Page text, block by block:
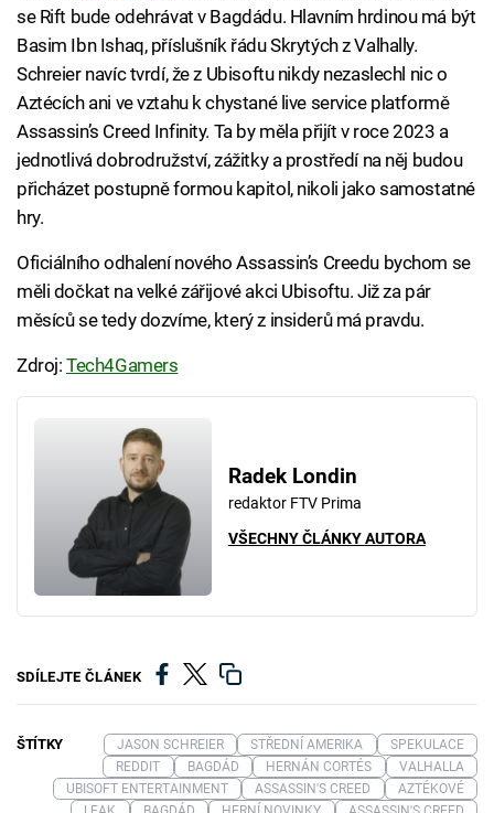
se Rift bude odehrávat v Bagdádu. Hlavním hrdinou má být
Basim Ibn Ishaq, příslušník řádu Skrytých z Valhally.
Schreier navíc tvrdí, že z Ubisoftu nikdy nezaslechl nic o
Aztécích ani ve vztahu k chystané live service platformě
Assassin’s Creed Infinity. Ta by měla přijít v roce 2023 a
jednotlivá dobrodružství, zážitky a prostředí na něj budou
přicházet postupně formou kapitol, nikoli jako samostatné
hry.
Oficiálního odhalení nového Assassin’s Creedu bychom se
měli dočkat na velké zářijové akci Ubisoftu. Již za pár
měsíců se tedy dozvíme, který z insiderů má pravdu.
Zdroj:Tech4Gamers
Radek Londin
redaktor FTV Prima
VŠECHNY ČLÁNKY AUTORA
SDÍLEJTE ČLÁNEK
ŠTÍTKY JASON SCHREIER STŘEDNÍ AMERIKA
SPEKULACE
REDDIT
BAGDÁD HERNÁN CORTÉS
VALHALLA
UBISOFT ENTERTAINMENT
ASSASSIN'S CREED
AZTÉKOVÉ